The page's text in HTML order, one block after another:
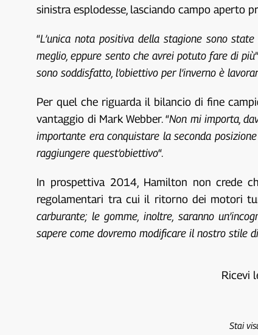
sinistra esplodesse, lasciando campo aperto
“L’unica nota positiva della stagione sono
meglio, eppure sento che avrei potuto fare di più
sono soddisfatto, l’obiettivo per l’inverno è
Per quel che riguarda il bilancio di fine
vantaggio di Mark Webber. “Non mi importa,
importante era conquistare la seconda
raggiungere quest’obiettivo“.
In prospettiva 2014, Hamilton non crede
regolamentari tra cui il ritorno dei motori
carburante; le gomme, inoltre, saranno
sapere come dovremo modificare il nostro stile
Ricevi
Stai